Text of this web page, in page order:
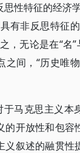
思性特征的经济
有非反思特征
，无论是在“名”
之间，“历史唯
马克思主义本
的开放性和包容
义叙述的融贯性